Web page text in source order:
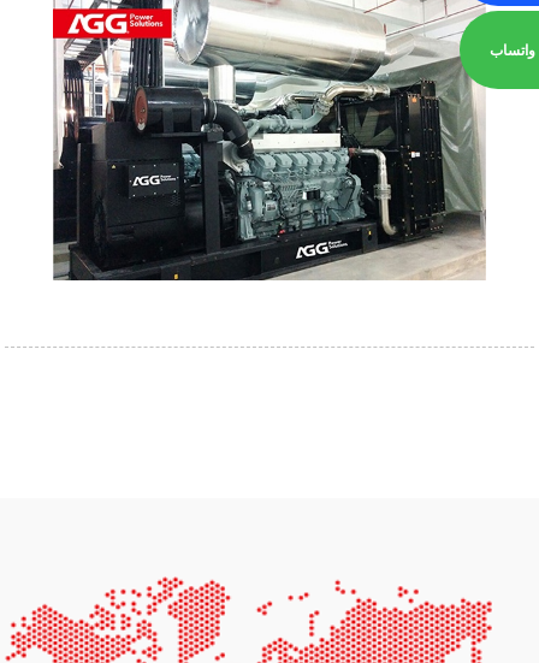
واتساب